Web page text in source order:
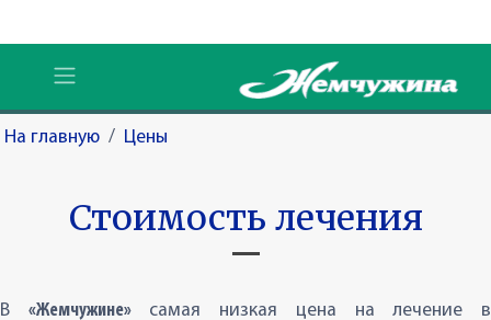
На главную / Цены
Стоимость лечения
В «Жемчужине»самая низкая цена на лечение в